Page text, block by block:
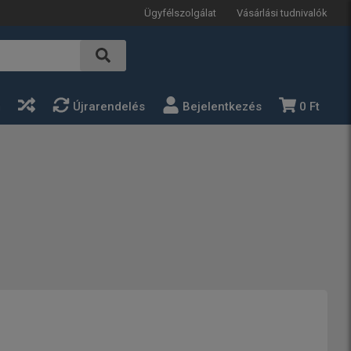
Ügyfélszolgálat Vásárlási tudnivalók
Újrarendelés Bejelentkezés 0 Ft